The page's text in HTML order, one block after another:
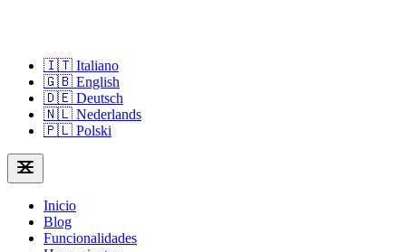
🇮🇹 Italiano
🇬🇧 English
🇩🇪 Deutsch
🇳🇱 Nederlands
🇵🇱 Polski
Inicio
Blog
Funcionalidades